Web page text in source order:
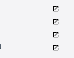
ーデン
のこだわり